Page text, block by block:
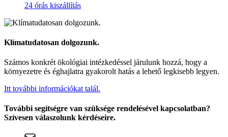
24 órás kiszállítás
Klímatudatosan dolgozunk.
Számos konkrét ökológiai intézkedéssel járulunk hozzá, hogy a
környezetre és éghajlatra gyakorolt hatás a lehető legkisebb legyen.
Itt további információkat talál.
További segítségre van szüksége rendelésével kapcsolatban?
Szívesen válaszolunk kérdéseire.